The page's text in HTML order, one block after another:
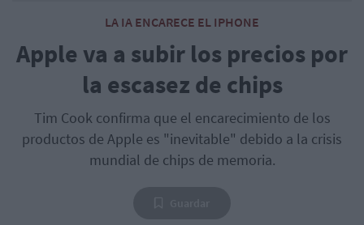
LA IA ENCARECE EL IPHONE
Apple va a subir los precios por
la escasez de chips
Tim Cook confirma que el encarecimiento de los
productos de Apple es "inevitable" debido a la crisis
mundial de chips de memoria.